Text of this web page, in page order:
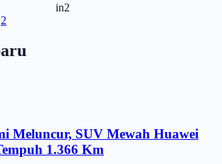
in2
2
Meluncur, SUV Mewah Huawei
1.366 Km